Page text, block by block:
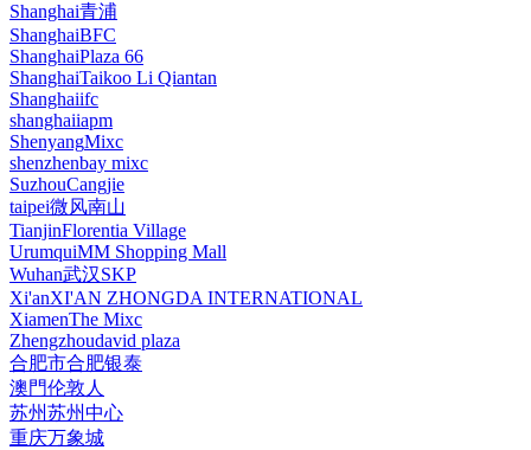
Shanghai青浦
ShanghaiBFC
ShanghaiPlaza 66
ShanghaiTaikoo Li Qiantan
Shanghaiifc
shanghaiiapm
ShenyangMixc
shenzhenbay mixc
SuzhouCangjie
taipei微风南山
TianjinFlorentia Village
UrumquiMM Shopping Mall
Wuhan武汉SKP
Xi'anXI'AN ZHONGDA INTERNATIONAL
XiamenThe Mixc
Zhengzhoudavid plaza
合肥市合肥银泰
澳門伦敦人
苏州苏州中心
重庆万象城